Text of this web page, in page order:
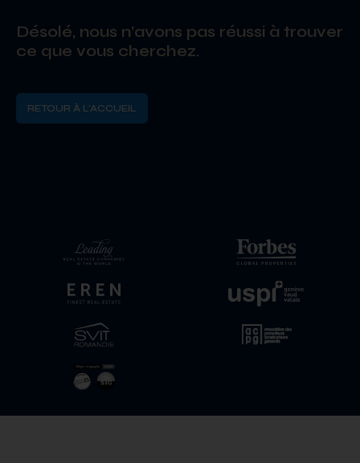
Désolé, nous n’avons pas réussi à trouver
ce que vous cherchez.
RETOUR À L'ACCUEIL